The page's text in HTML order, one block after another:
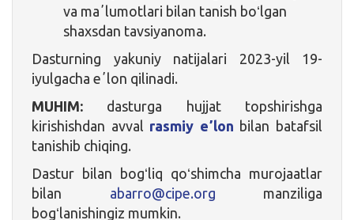
va maʼlumotlari bilan tanish boʻlgan
shaxsdan tavsiyanoma.
Dasturning yakuniy natijalari 2023-yil 19-
iyulgacha eʼlon qilinadi.
MUHIM: dasturga hujjat topshirishga
kirishishdan avval rasmiy eʼlon bilan batafsil
tanishib chiqing.
Dastur bilan bogʻliq qoʻshimcha murojaatlar
bilan abarro@cipe.org manziliga
bogʻlanishingiz mumkin.